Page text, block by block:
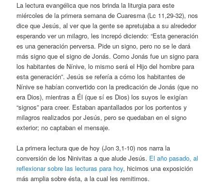
La lectura evangélica que nos brinda la liturgia para este
miércoles de la primera semana de Cuaresma (Lc 11,29-32), nos
dice que Jesús, al ver que la gente se apretujaba a su alrededor
esperando ver un milagro, les increpó diciendo: “Esta generación
es una generación perversa. Pide un signo, pero no se le dará
más signo que el signo de Jonás. Como Jonás fue un signo para
los habitantes de Nínive, lo mismo será el Hijo del hombre para
esta generación”. Jesús se refería a cómo los habitantes de
Nínive se habían convertido con la predicación de Jonás (que no
era Dios), mientras a Él (que sí es Dios) los suyos le exigían
“signos” para creer. Estaban apantallados por los portentos y
milagros realizados por Jesús, pero se quedaban en el signo
exterior; no captaban el mensaje.
La primera lectura que de hoy (Jon 3,1-10) nos narra la
conversión de los Ninivitas a que alude Jesús. El año pasado, al
reflexionar sobre las lecturas para hoy, hicimos una exposición
más amplia sobre ésta, a la cual les remitimos.